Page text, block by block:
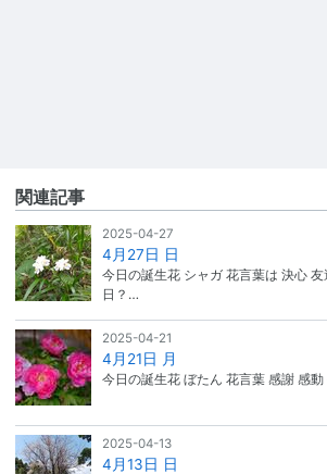
関連記事
2025-04-27
4月27日 日
今日の誕生花 シャガ 花言葉は 決心
日？…
2025-04-21
4月21日 月
今日の誕生花 ぼたん 花言葉 感謝 感
2025-04-13
4月13日 日